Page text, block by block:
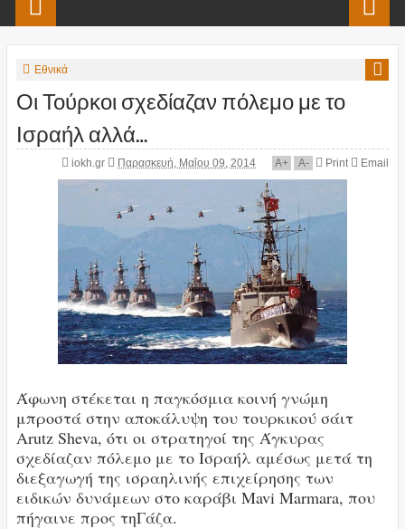
Εθνικά
Οι Τούρκοι σχεδίαζαν πόλεμο με το
Ισραήλ αλλά…
iokh.gr Παρασκευή, Μαΐου 09, 2014 A+ A- Print Email
Άφωνη στέκεται η παγκόσμια κοινή γνώμη
μπροστά στην αποκάλυψη του τουρκικού σάιτ
Arutz Sheva, ότι οι στρατηγοί της Άγκυρας
σχεδίαζαν πόλεμο με το Ισραήλ αμέσως μετά τη
διεξαγωγή της ισραηλινής επιχείρησης των
ειδικών δυνάμεων στο καράβι Mavi Marmara, που
πήγαινε προς τηΓάζα.